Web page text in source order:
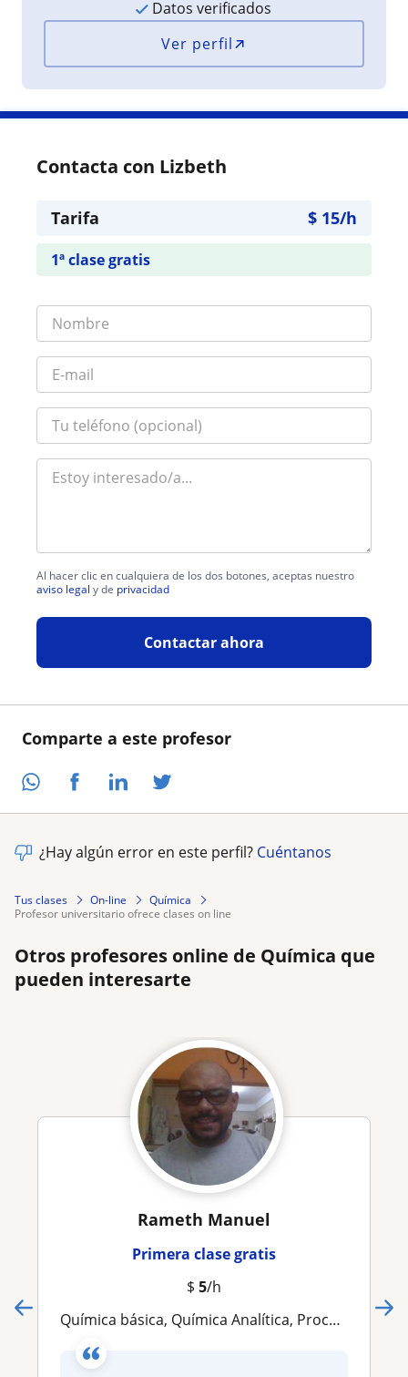
Comparte a este profesor
Datos verificados
Ver perfil
Contacta con Lizbeth
Tarifa $ 15/h
1ª clase gratis
Al hacer clic en cualquiera de los dos botones, aceptas nuestro
aviso legal y de privacidad
Contactar ahora
¿Hay algún error en este perfil? Cuéntanos
Tus clases On-line
Química
profesor universitario ofrece clases on line
Otros profesores online de Química que
pueden interesarte
Rameth Manuel
Primera clase gratis
$ 5/h
Química básica, Química Analítica, Procesos Químicos, Fundamentos de Ingeniería Química